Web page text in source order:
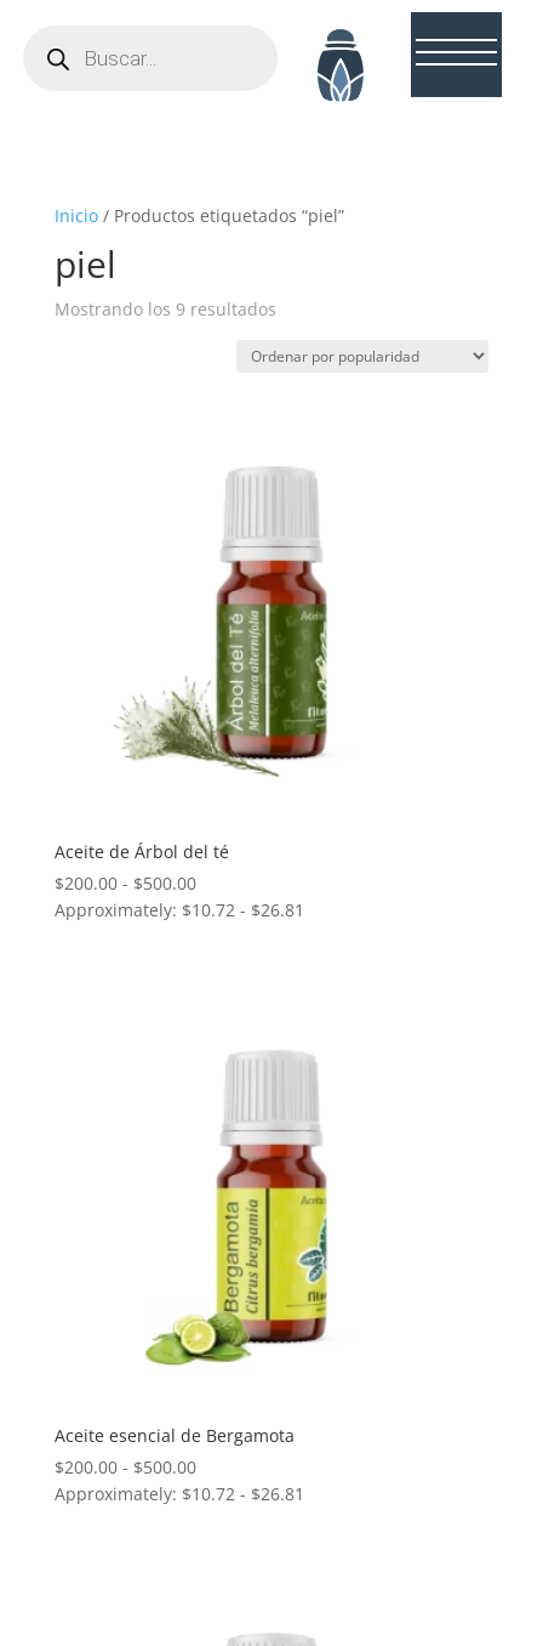
productos
Inicio/ Productos etiquetados “piel”
piel
Mostrando los 9 resultadosOrdenado
popularidad
Aceite de Árbol del té
$200.00 - $500.00Rango
de
$500.00
Approximately: $10.72 - $26.81
Aceite esencial de Bergamota
$200.00 - $500.00Rango
de
$500.00
Approximately: $10.72 - $26.81